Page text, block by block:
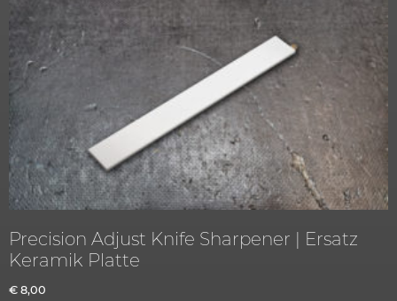
Precision Adjust Knife Sharpener | Ersatz
Keramik Platte
€ 8,00